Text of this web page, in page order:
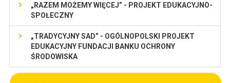
„RAZEM MOŻEMY WIĘCEJ” - PROJEKT EDUKACYJNO-
SPOŁECZNY
„TRADYCYJNY SAD” - OGÓLNOPOLSKI PROJEKT
EDUKACYJNY FUNDACJI BANKU OCHRONY
ŚRODOWISKA